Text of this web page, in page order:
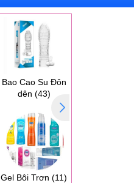
Bao Cao Su Đôn
dên (43)
Gel Bôi Trơn (11)